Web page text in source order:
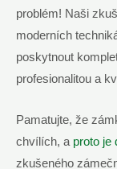
problém! Naši
moderních
poskytnout
profesionalitou a
Pamatujte, že
chvílích, a proto je
zkušeného